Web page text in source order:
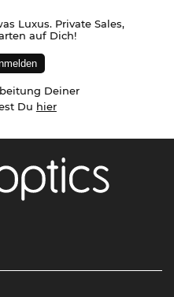
Luxus. Private Sales,
auf Dich!
Deiner
Du hier